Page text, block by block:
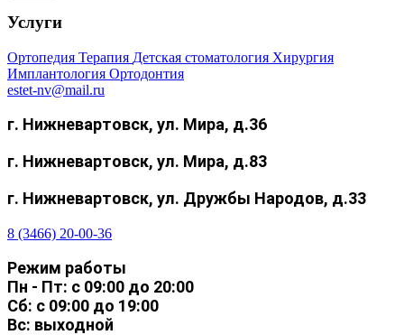
Услуги
Ортопедия Терапия Детская стоматология Хирургия
Имплантология Ортодонтия
estet-nv@mail.ru
г. Нижневартовск, ул. Мира, д.36
г. Нижневартовск, ул. Мира, д.83
г. Нижневартовск, ул. Дружбы Народов, д.33
8 (3466) 20-00-36
Режим работы
Пн - Пт: с 09:00 до 20:00
Сб: с 09:00 до 19:00
Вс: выходной